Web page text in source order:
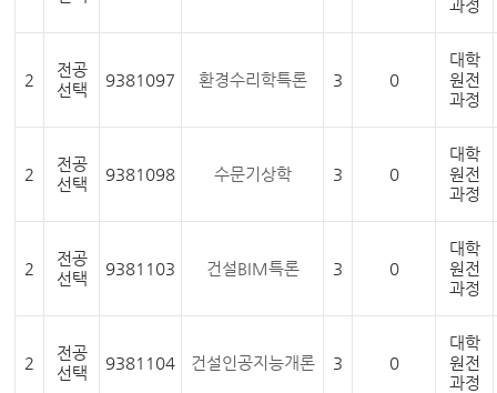
과정
2
전공
선택
9381097 환경수리학특론 3 0
대학
원전
과정
2
전공
선택
9381098 수문기상학 3 0
대학
원전
과정
2
전공
선택
9381103 건설BIM특론 3 0
대학
원전
과정
2
전공
선택
9381104 건설인공지능개론 3 0
대학
원전
과정